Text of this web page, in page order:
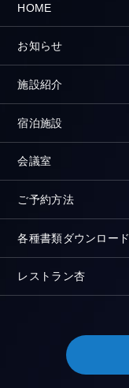
HOME
お知らせ
施設紹介
宿泊施設
会議室
ご予約方法
各種書類ダウンロード
レストラン杏